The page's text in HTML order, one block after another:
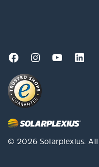
© 2026 Solarplexius.